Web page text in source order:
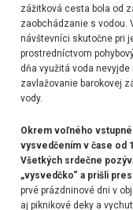
zážitková cesta bola od
zaobchádzanie s vodou.
návštevníci skutočne pri
prostredníctvom
dňa využitá voda
zavlažovanie barokovej
vody.
Okrem voľného
vysvedčením v čase od
Všetkých srdečne
„vysvedčko“ a prišli
prvé prázdninové dni v
aj piknikové deky a